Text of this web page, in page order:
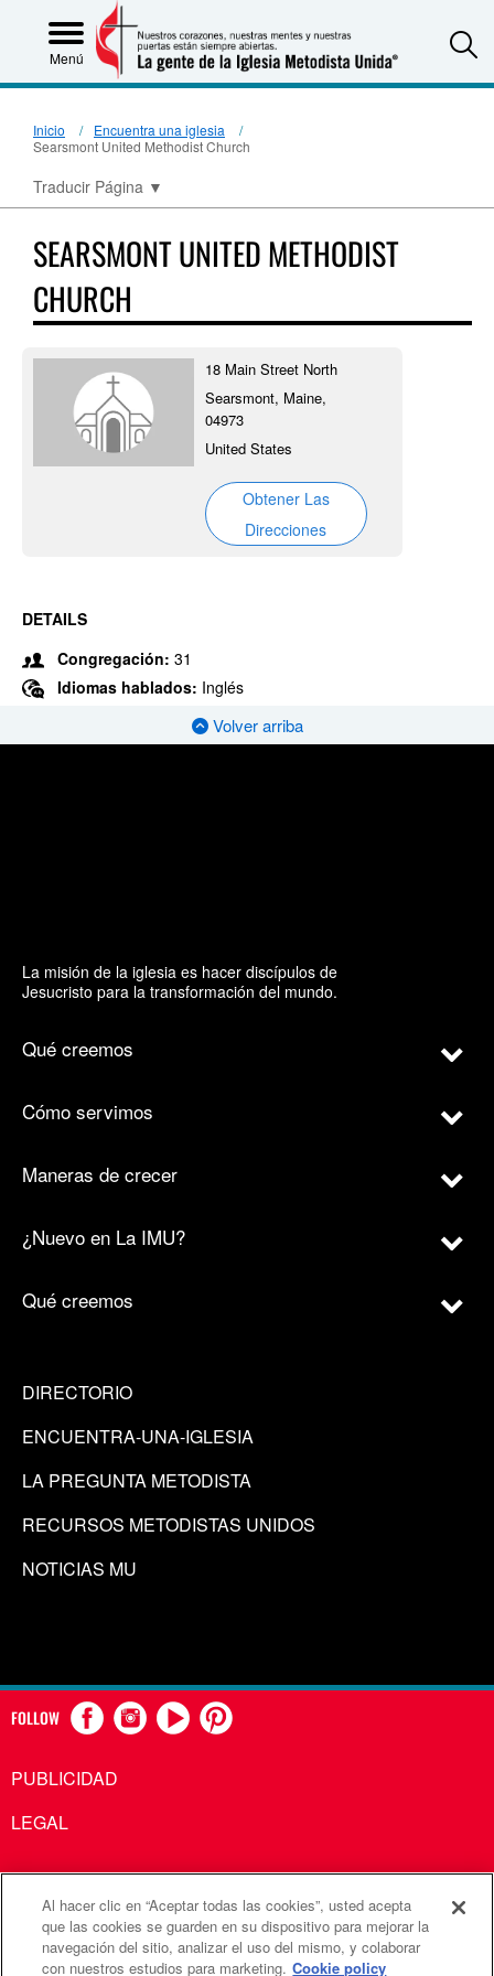
Menú
Inicio
Encuentra una iglesia
Searsmont United Methodist Church
Traducir Página ▼
SEARSMONT UNITED METHODIST
CHURCH
18 Main Street North
Searsmont, Maine,
04973
United States
Obtener Las
Direcciones
DETAILS
Congregación: 31
Idiomas hablados: Inglés
Volver arriba
La misión de la iglesia es hacer discípulos de
Jesucristo para la transformación del mundo.
Qué creemos
Cómo servimos
Maneras de crecer
¿Nuevo en La IMU?
Qué creemos
DIRECTORIO
ENCUENTRA-UNA-IGLESIA
LA PREGUNTA METODISTA
RECURSOS METODISTAS UNIDOS
NOTICIAS MU
FOLLOW
PUBLICIDAD
LEGAL
Comunicaciones Metodistas Unidas es una agencia de la
Iglesia Metodista Unida
Al hacer clic en “Aceptar todas las cookies”, usted acepta
que las cookies se guarden en su dispositivo para mejorar la
navegación del sitio, analizar el uso del mismo, y colaborar
con nuestros estudios para marketing. Cookie policy